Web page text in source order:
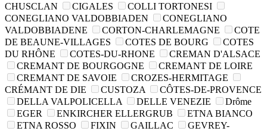
CHUSCLAN
CIGALES
COLLI TORTONESI
CONEGLIANO VALDOBBIADEN
CONEGLIANO
VALDOBBIADENE
CORTON-CHARLEMAGNE
COTE
DE BEAUNE-VILLAGES
COTES DE BOURG
COTES
DU RHÔNE
COTES-DU-RHONE
CREMAN D'ALSACE
CREMANT DE BOURGOGNE
CREMANT DE LOIRE
CREMANT DE SAVOIE
CROZES-HERMITAGE
CRÉMANT DE DIE
CUSTOZA
CÔTES-DE-PROVENCE
DELLA VALPOLICELLA
DELLE VENEZIE
Drôme
EGER
ENKIRCHER ELLERGRUB
ETNA BIANCO
ETNA ROSSO
FIXIN GAILLAC
GEVREY-